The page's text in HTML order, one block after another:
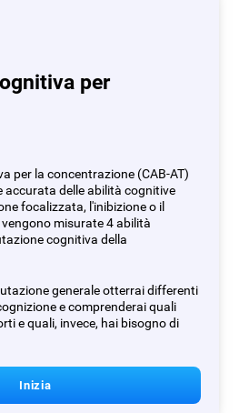
per
per la concentrazione (CAB-AT)
accurata delle abilità cognitive
focalizzata, l'inibizione o il
misurate 4 abilità
cognitiva della
generale otterrai differenti
e comprenderai quali
e quali, invece, hai bisogno di
Inizia